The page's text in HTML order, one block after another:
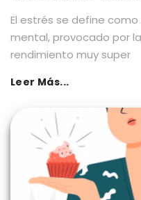
El estrés se define
mental, provocado por
rendimiento muy super
Leer Más...